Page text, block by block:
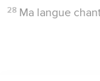
28 Ma langue